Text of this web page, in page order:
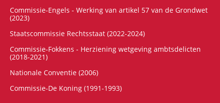
Commissie-Engels - Werking van artikel 57 van de Grondwet
(2023)
Staatscommissie Rechtsstaat (2022-2024)
Commissie-Fokkens - Herziening wetgeving ambtsdelicten
(2018-2021)
Nationale Conventie (2006)
Commissie-De Koning (1991-1993)